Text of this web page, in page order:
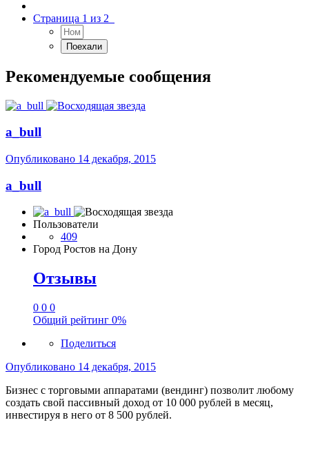
Страница 1 из 2
Рекомендуемые сообщения
a_bull
Опубликовано 14 декабря, 2015
a_bull
Пользователи
409
Город Ростов на Дону
Отзывы
0 0 0
Общий рейтинг 0%
Поделиться
Опубликовано 14 декабря, 2015
Бизнес с торговыми аппаратами (вендинг) позволит любому
создать свой пассивный доход от 10 000 рублей в месяц,
инвестируя в него от 8 500 рублей.